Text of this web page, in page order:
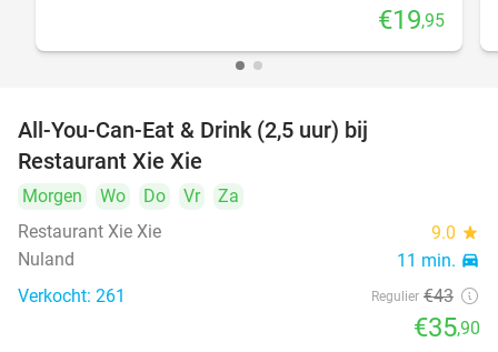
€19,95
All-You-Can-Eat & Drink (2,5 uur) bij
Restaurant Xie Xie
Morgen Wo Do Vr
Za
Restaurant Xie Xie
9.0 star
Nuland 11 min. directions_car
Verkocht: 261 Regulier €43
€35,90